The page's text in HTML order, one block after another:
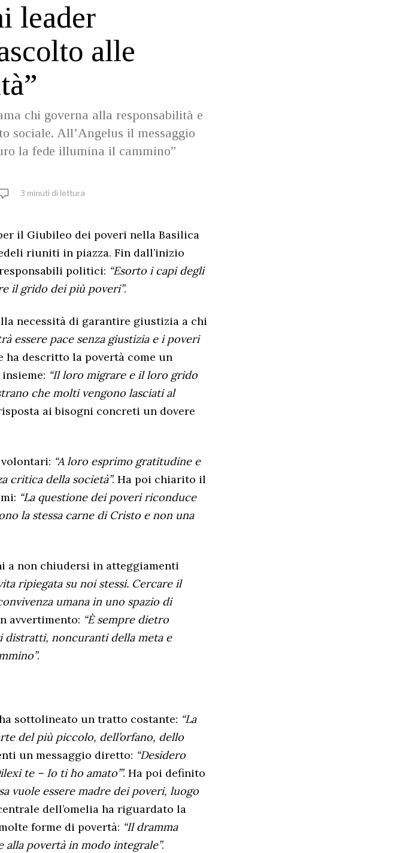
leader
alle
chi governa alla responsabilità e
sociale. All’Angelus il messaggio
la fede illumina il cammino”
3 minuti di lettura
il Giubileo dei poveri nella Basilica
riuniti in piazza. Fin dall’inizio
politici: “Esorto i capi degli
il grido dei più poveri”.
necessità di garantire giustizia a chi
essere pace senza giustizia e i poveri
ha descritto la povertà come un
“Il loro migrare e il loro grido
che molti vengono lasciati al
ai bisogni concreti un dovere
“A loro esprimo gratitudine e
critica della società”. Ha poi chiarito il
“La questione dei poveri riconduce
la stessa carne di Cristo e non una
a non chiudersi in atteggiamenti
ripiegata su noi stessi. Cercare il
umana in uno spazio di
avvertimento: “È sempre dietro
distratti, noncuranti della meta e
.
sottolineato un tratto costante: “La
del più piccolo, dell’orfano, dello
un messaggio diretto: “Desidero
te – Io ti ho amato’”. Ha poi definito
vuole essere madre dei poveri, luogo
dell’omelia ha riguardato la
forme di povertà: “Il dramma
alla povertà in modo integrale”.